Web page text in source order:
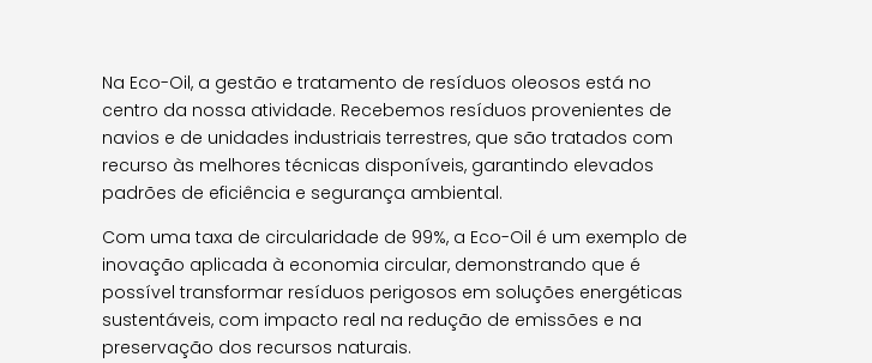
Na Eco-Oil, a gestão e tratamento de resíduos oleosos está no
centro da nossa atividade. Recebemos resíduos provenientes de
navios e de unidades industriais terrestres, que são tratados com
recurso às melhores técnicas disponíveis, garantindo elevados
padrões de eficiência e segurança ambiental.
Com uma taxa de circularidade de 99%, a Eco-Oil é um exemplo de
inovação aplicada à economia circular, demonstrando que é
possível transformar resíduos perigosos em soluções energéticas
sustentáveis, com impacto real na redução de emissões e na
preservação dos recursos naturais.